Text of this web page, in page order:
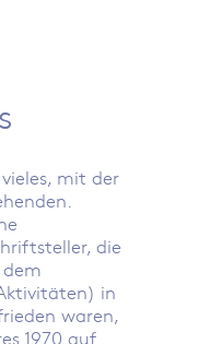
mit der
die
in
waren,
1970 auf